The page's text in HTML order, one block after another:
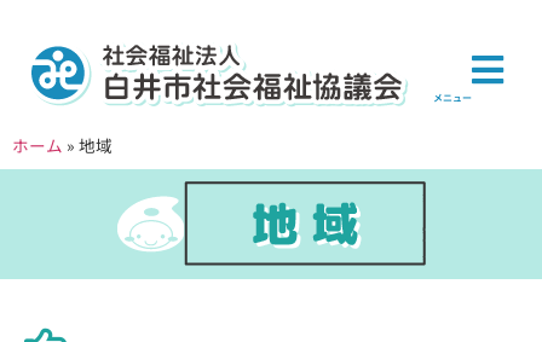
メニュー
ホーム » 地域